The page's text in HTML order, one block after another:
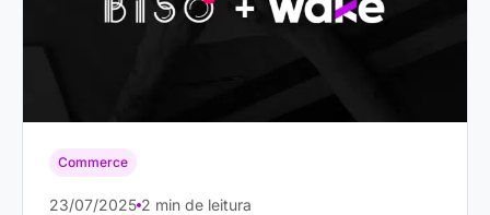
Commerce
23/07/2025 2 min de leitura